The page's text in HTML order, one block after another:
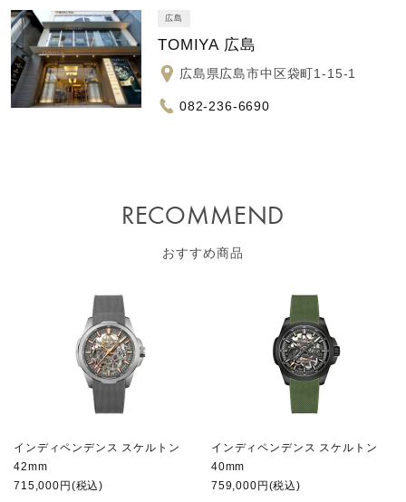
広島
TOMIYA 広島
広島県広島市中区袋町1-15-1
082-236-6690
RECOMMEND
おすすめ商品
インディペンデンス スケルトン
42mm
715,000円(税込)
インディペンデンス スケルトン
40mm
759,000円(税込)